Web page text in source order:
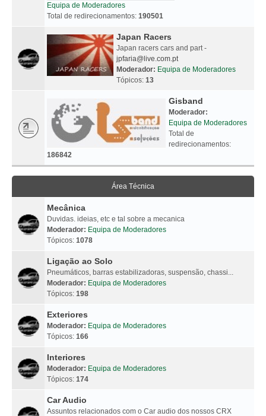
Equipa de Moderadores
Total de redirecionamentos: 190501
Japan Racers
Japan racers cars and part -
jpfaria@live.com.pt
Moderador: Equipa de Moderadores
Tópicos: 13
Gisband
Moderador:
Equipa de Moderadores
Total de
redirecionamentos:
186842
Área Técnica
Mecânica
Duvidas. ideias, etc e tal sobre a mecanica
Moderador: Equipa de Moderadores
Tópicos: 1078
Ligação ao Solo
Pneumáticos, barras estabilizadoras, suspensão, chassi...
Moderador: Equipa de Moderadores
Tópicos: 198
Exteriores
Moderador: Equipa de Moderadores
Tópicos: 166
Interiores
Moderador: Equipa de Moderadores
Tópicos: 174
Car Audio
Assuntos relacionados com o Car audio dos nossos CRX